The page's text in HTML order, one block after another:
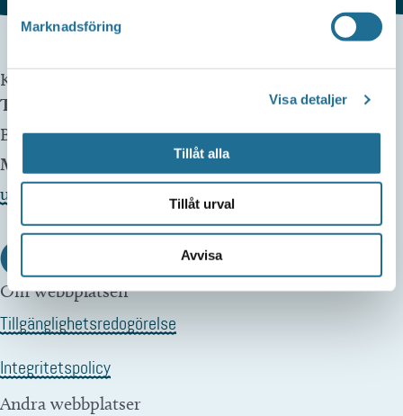
Marknadsföring
Visa detaljer
Tillåt alla
Tillåt urval
Avvisa
Kontakta oss
Telefon
Besöksservice 0141 - 10 1 2 05
Mail
upplev@motala.se
Om webbplatsen
Tillgänglighetsredogörelse
Integritetspolicy
Andra webbplatser